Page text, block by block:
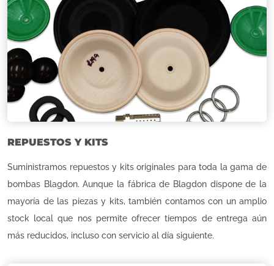
REPUESTOS Y KITS
Suministramos repuestos y kits originales para toda la gama de
bombas Blagdon. Aunque la fábrica de Blagdon dispone de la
mayoría de las piezas y kits, también contamos con un amplio
stock local que nos permite ofrecer tiempos de entrega aún
más reducidos, incluso con servicio al día siguiente.